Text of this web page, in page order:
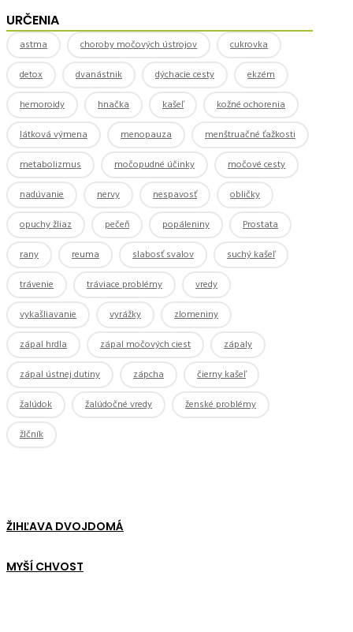
URČENIA
astma choroby močových ústrojov
cukrovka
detox
dvanástnik dýchacie cesty
ekzém
hemoroidy
hnačka kašeľ
kožné ochorenia
látková výmena
menopauza
menštruačné ťažkosti
metabolizmus
močopudné účinky
močové cesty
nadúvanie
nervy nespavosť
obličky
opuchy žliaz
pečeň popáleniny
Prostata
rany
reuma slabosť svalov
suchý kašeľ
trávenie
tráviace problémy
vredy
vykašliavanie
vyrážky
zlomeniny
zápal hrdla
zápal močových ciest
zápaly
zápal ústnej dutiny
zápcha
čierny kašeľ
žalúdok
žalúdočné vredy
ženské problémy
žlčník
ŽIHĽAVA DVOJDOMÁ
MYŠÍ CHVOST